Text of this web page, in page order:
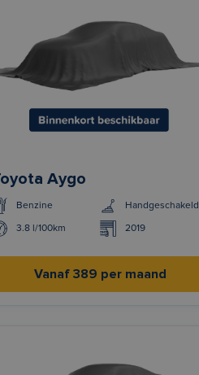
Aygo
Benzine Handgeschakeld
3.8 l/100km 2019
Vanaf 389 per maand